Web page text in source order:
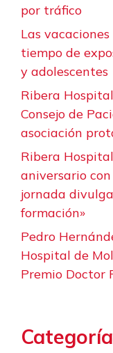
por tráfico
Las
tiempo de
y adolescentes
Ribera
Consejo de
asociación
Ribera
aniversario
jornada
formación»
Pedro
Hospital de
Premio Doctor